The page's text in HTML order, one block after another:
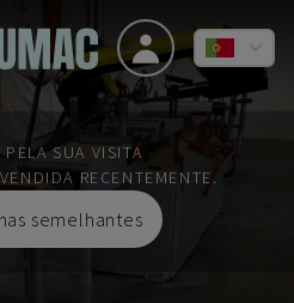
SUA VISITA
RECENTEMENTE.
semelhantes